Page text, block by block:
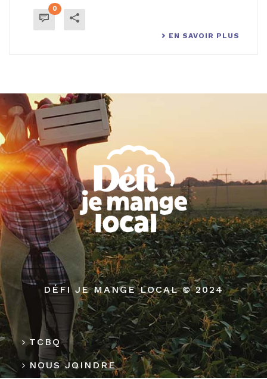
0
EN SAVOIR PLUS
DÉFI JE MANGE LOCAL © 2024
TCBQ
NOUS JOINDRE